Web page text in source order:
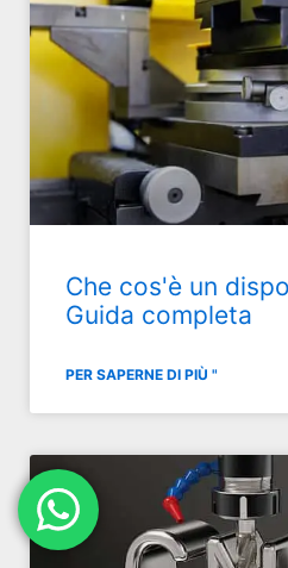
Che cos'è un
Guida completa
PER SAPERNE DI PIÙ "